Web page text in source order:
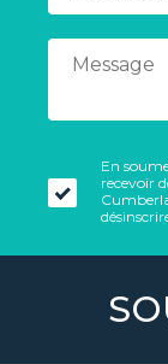
En
recevoir